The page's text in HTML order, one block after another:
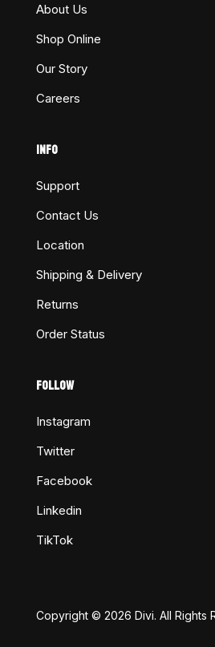
About Us
Shop Online
Our Story
Careers
INFO
Support
Contact Us
Location
Shipping & Delivery
Returns
Order Status
FOLLOW
Instagram
Twitter
Facebook
Linkedin
TikTok
Copyright © 2026 Divi. All Rights